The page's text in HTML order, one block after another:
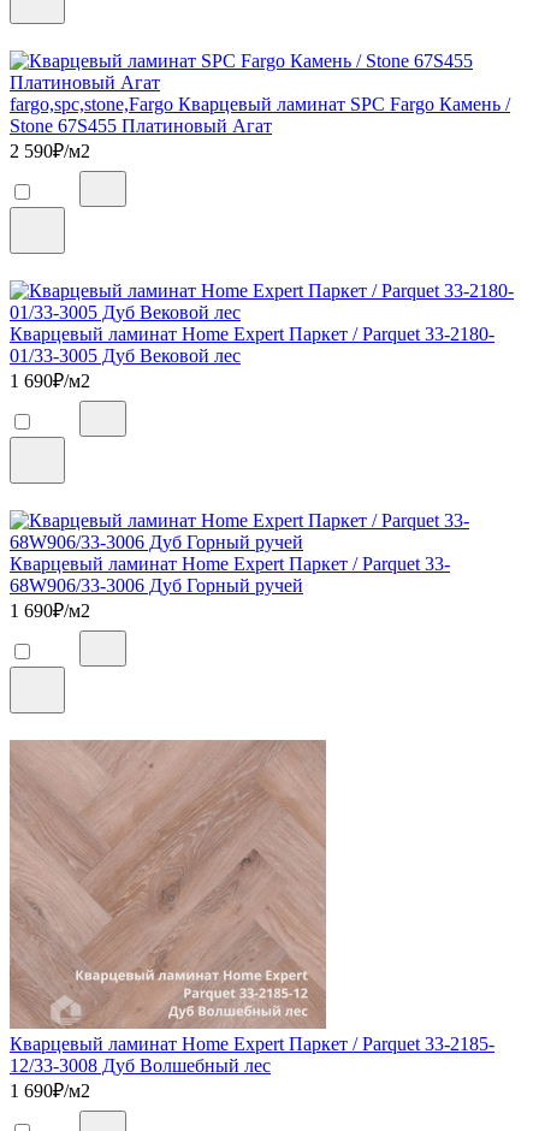
fargo,spc,stone,Fargo Кварцевый ламинат SPC Fargo Камень /
Stone 67S455 Платиновый Агат
2 590₽/м2
Кварцевый ламинат Home Expert Паркет / Parquet 33-2180-
01/33-3005 Дуб Вековой лес
1 690₽/м2
Кварцевый ламинат Home Expert Паркет / Parquet 33-
68W906/33-3006 Дуб Горный ручей
1 690₽/м2
Кварцевый ламинат Home Expert Паркет / Parquet 33-2185-
12/33-3008 Дуб Волшебный лес
1 690₽/м2